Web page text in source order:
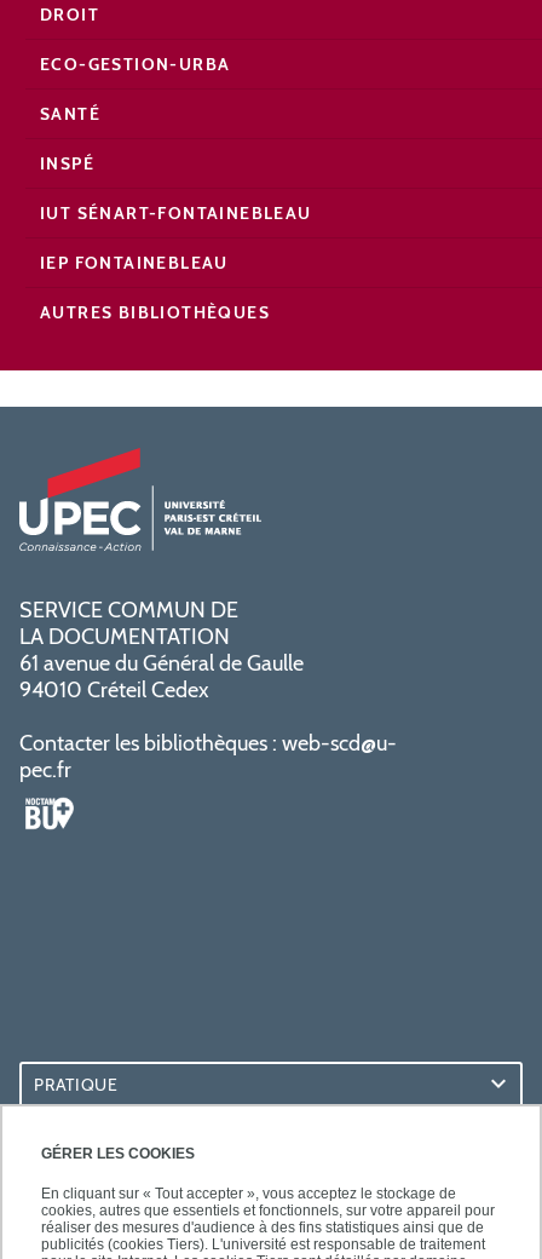
GÉRER LES COOKIES
En cliquant sur « Tout accepter », vous acceptez le stockage de
cookies, autres que essentiels et fonctionnels, sur votre appareil pour
réaliser des mesures d'audience à des fins statistiques ainsi que de
publicités (cookies Tiers). L'université est responsable de traitement
DROIT
ECO-GESTION-URBA
SANTÉ
INSPÉ
IUT SÉNART-FONTAINEBLEAU
IEP FONTAINEBLEAU
AUTRES BIBLIOTHÈQUES
SERVICE COMMUN DE
LA DOCUMENTATION
61 avenue du Général de Gaulle
94010 Créteil Cedex
Contacter les bibliothèques : web-scd@u-
pec.fr
PRATIQUE
ACCÈS RAPIDES